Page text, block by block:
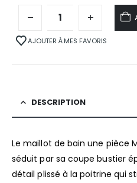
AJOUTER À MES FAVORIS
DESCRIPTION
Le maillot de bain une pièce
séduit par sa coupe bustier
détail plissé à la poitrine qui